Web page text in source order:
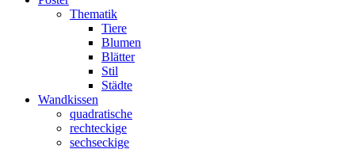
Thematik
Tiere
Blumen
Blätter
Stil
Städte
Wandkissen
quadratische
rechteckige
sechseckige